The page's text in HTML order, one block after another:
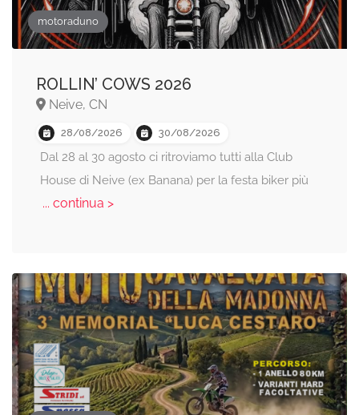
motoraduno
ROLLIN’ COWS 2026
Neive, CN
28/08/2026 30/08/2026
Dal 28 al 30 agosto ci ritroviamo tutti alla Club
House di Neive (ex Banana) per la festa biker più
... continua >